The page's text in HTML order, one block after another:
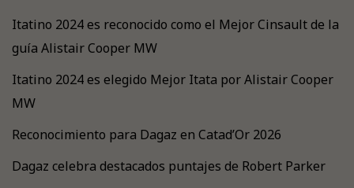
Itatino 2024 es reconocido como el Mejor Cinsault de la
guía Alistair Cooper MW
Itatino 2024 es elegido Mejor Itata por Alistair Cooper
MW
Reconocimiento para Dagaz en Catad’Or 2026
Dagaz celebra destacados puntajes de Robert Parker